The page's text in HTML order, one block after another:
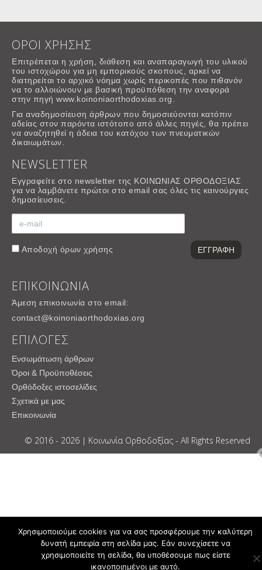
ΟΡΟΙ ΧΡΗΣΗΣ
Επιτρέπεται η χρήση, διάθεση και αναπαραγωγή του υλικού
του ιστοχώρου για μη εμπορικούς σκοπους, αρκεί να
διατηρείται το αρχικό νόημα χωρίς περικοπές που πιθανόν
να το αλλοιώνουν με βασική προϋπόθεση την αναφορά
στην πηγή www.koinoniaorthodoxias.org.
Για αναδημοσίευση άρθρων που δημοσιεύονται κατόπιν
αδείας στον παρόντα ιστότοπο από άλλες πηγές, θα πρέπει
να αναζητηθεί η άδεια του κατόχου των πνευματικών
δικαιωμάτων.
NEWSLETTER
Εγγραφείτε στο newsletter της ΚΟΙΝΩΝΙΑΣ ΟΡΘΟΔΟΞΙΑΣ
για να λαμβάνετε πρώτοι στο email σας όλες τις καινούργιες
δημοσίευσεις.
Αποδοχή όρων χρήσης
ΕΠΙΚΟΙΝΩΝΙΑ
Άμεση επικοινωνία στο email:
contact@koinoniaorthodoxias.org
ΕΠΙΛΟΓΕΣ
Ενσωμάτωση άρθρων
Όροι & Προϋποθέσεις
Ορθόδοξες ιστοσελίδες
Σχετικά με μας
Επικοινωνία
© 2016 - 2026 | Κοινωνία Ορθοδοξίας - All Rights Reserved
Χρησιμοποιούμε cookies για να σας προσφέρουμε την καλύτερη
δυνατή εμπειρία στη σελίδα μας. Εάν συνεχίσετε να
χρησιμοποιείτε τη σελίδα, θα υποθέσουμε πως είστε
ικανοποιημένοι με αυτό.